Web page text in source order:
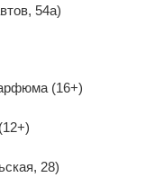
54а)
(16+)
28)